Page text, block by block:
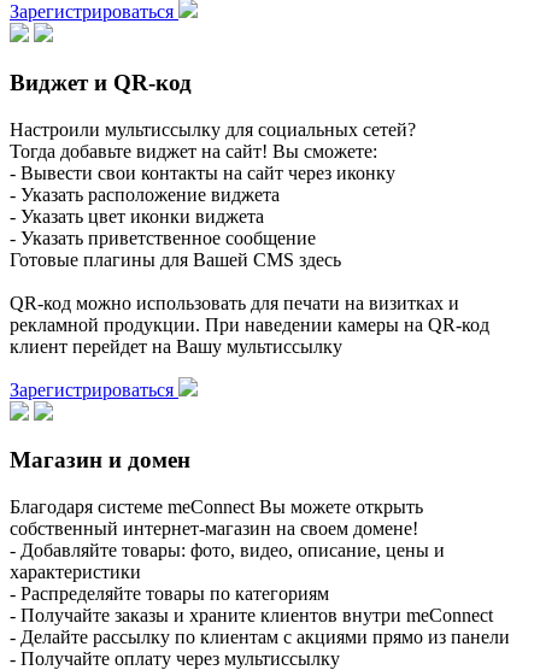
Зарегистрироваться
Виджет и QR-код
Настроили мультиссылку для социальных сетей?
Тогда добавьте виджет на сайт! Вы сможете:
- Вывести свои контакты на сайт через иконку
- Указать расположение виджета
- Указать цвет иконки виджета
- Указать приветственное сообщение
Готовые плагины для Вашей CMS здесь
QR-код можно использовать для печати на визитках и
рекламной продукции. При наведении камеры на QR-код
клиент перейдет на Вашу мультиссылку
Зарегистрироваться
Магазин и домен
Благодаря системе meConnect Вы можете открыть
собственный интернет-магазин на своем домене!
- Добавляйте товары: фото, видео, описание, цены и
характеристики
- Распределяйте товары по категориям
- Получайте заказы и храните клиентов внутри meConnect
- Делайте рассылку по клиентам с акциями прямо из панели
- Получайте оплату через мультиссылку